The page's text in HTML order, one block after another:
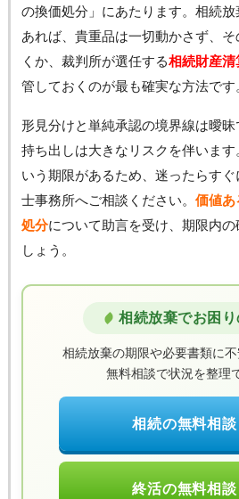
の換価処分」にあたります。相続
あれば、貴重品は一切動かさず、
くか、裁判所が選任する相続財産清
管しておくのが最も確実な方法です
形見分けと単純承認の境界線は曖
持ち出しは大きなリスクを伴いま
いう期限があるため、迷ったらす
士事務所へご相談ください。 価値あ
処分について助言を受け、期限内
しょう。
相続放棄でお困
相続放棄の期限や必要書類に不
無料相談で状況を整理
相続の無料相談
終活の無料相談